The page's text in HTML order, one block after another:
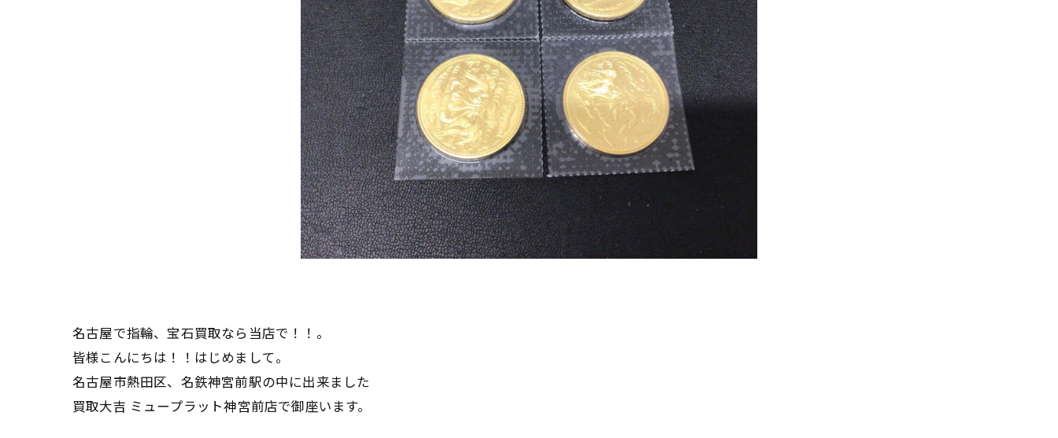
名古屋で指輪、宝石買取なら当店で！！。
皆様こんにちは！！はじめまして。
名古屋市熱田区、名鉄神宮前駅の中に出来ました
買取大吉 ミュープラット神宮前店で御座います。